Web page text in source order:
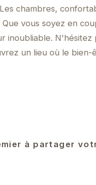
chambres,
vous soyez en
inoubliable. N'hésitez
un lieu où le bien-
à partager